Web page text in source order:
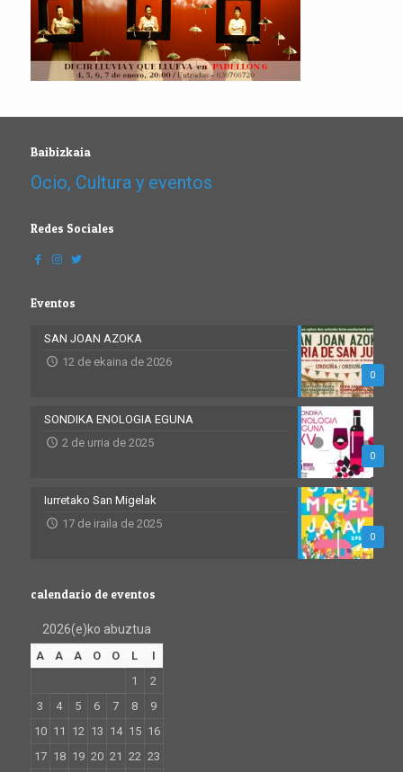
Baibizkaia
Ocio, Cultura y eventos
Redes Sociales
Eventos
0
SAN JOAN AZOKA
12 de ekaina de 2026
0
SONDIKA ENOLOGIA EGUNA
2 de urria de 2025
0
Iurretako San Migelak
17 de iraila de 2025
calendario de eventos
2026(e)ko abuztua
A A A O O L
I
1
2
3
4 5 6 7 8
9
10 11 12 13 14 15 16
17 18 19 20 21 22 23